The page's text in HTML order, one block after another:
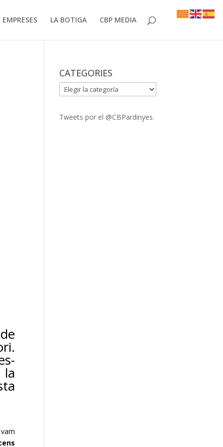
EMPRESES LA BOTIGA CBP MEDIA
-
CATEGORIES
CATEGORIES
Tweets por el @CBPardinyes.